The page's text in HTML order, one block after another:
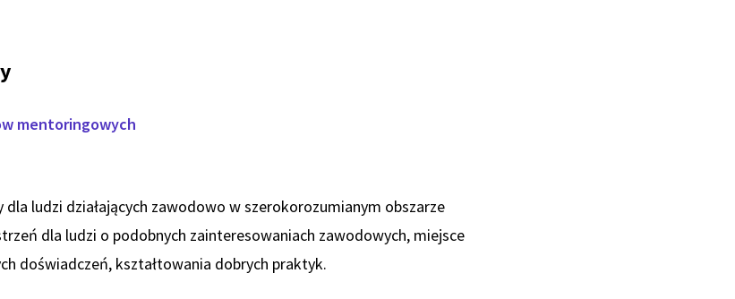
mentoringowych
ludzi działających zawodowo w szerokorozumianym obszarze
dla ludzi o podobnych zainteresowaniach zawodowych, miejsce
doświadczeń, kształtowania dobrych praktyk.